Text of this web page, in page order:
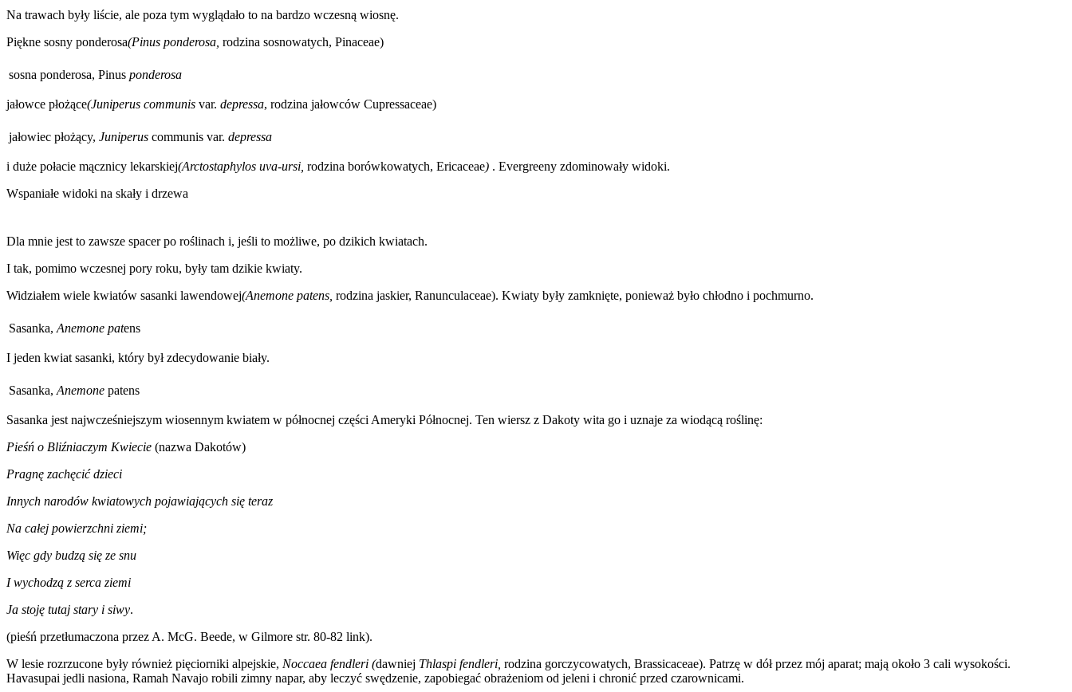
Na trawach były liście, ale poza tym wyglądało to na bardzo wczesną wiosnę.
Piękne sosny ponderosa(Pinus ponderosa, rodzina sosnowatych, Pinaceae)
sosna ponderosa, Pinus ponderosa
jałowce płożące(Juniperus communis var. depressa, rodzina jałowców Cupressaceae)
jałowiec płożący, Juniperus communis var. depressa
i duże połacie mącznicy lekarskiej(Arctostaphylos uva-ursi, rodzina borówkowatych, Ericaceae) . Evergreeny zdominowały widoki.
Wspaniałe widoki na skały i drzewa
Dla mnie jest to zawsze spacer po roślinach i, jeśli to możliwe, po dzikich kwiatach.
I tak, pomimo wczesnej pory roku, były tam dzikie kwiaty.
Widziałem wiele kwiatów sasanki lawendowej(Anemone patens, rodzina jaskier, Ranunculaceae). Kwiaty były zamknięte, ponieważ było chłodno i pochmurno.
Sasanka, Anemone patens
I jeden kwiat sasanki, który był zdecydowanie biały.
Sasanka, Anemone patens
Sasanka jest najwcześniejszym wiosennym kwiatem w północnej części Ameryki Północnej. Ten wiersz z Dakoty wita go i uznaje za wiodącą roślinę:
Pieśń o Bliźniaczym Kwiecie (nazwa Dakotów)
Pragnę zachęcić dzieci
Innych narodów kwiatowych pojawiających się teraz
Na całej powierzchni ziemi;
Więc gdy budzą się ze snu
I wychodzą z serca ziemi
Ja stoję tutaj stary i siwy.
(pieśń przetłumaczona przez A. McG. Beede, w Gilmore str. 80-82 link).
W lesie rozrzucone były również pięciorniki alpejskie, Noccaea fendleri (dawniej Thlaspi fendleri, rodzina gorczycowatych, Brassicaceae). Patrzę w dół przez mój aparat; mają około 3 cali wysokości.
Havasupai jedli nasiona, Ramah Navajo robili zimny napar, aby leczyć swędzenie, zapobiegać obrażeniom od jeleni i chronić przed czarownicami.